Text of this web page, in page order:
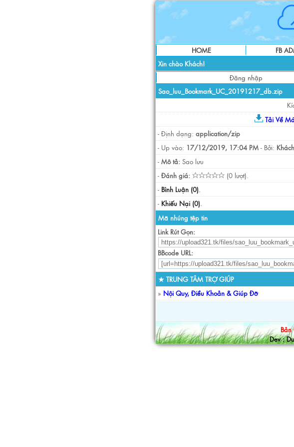
HOME FB
Xin chào Khách!
Đăng nhập
Sao_luu_Bookmark_UC_20191217_db.zip
Tải Về
- Định dạng: application/zip
- Up vào: 17/12/2019, 17:04 PM - Bởi: Khách
- Mô tả: Sao lưu
- Đánh giá:
(0 lượt).
- Bình Luận (0).
- Khiếu Nại (0).
Mã nhúng tệp tin
Link Rút Gọn:
BBcode URL:
★ TRUNG TÂM TRỢ GIÚP
» Nội Quy, Điều Khoản & Giúp Đỡ
Bản
Dev :